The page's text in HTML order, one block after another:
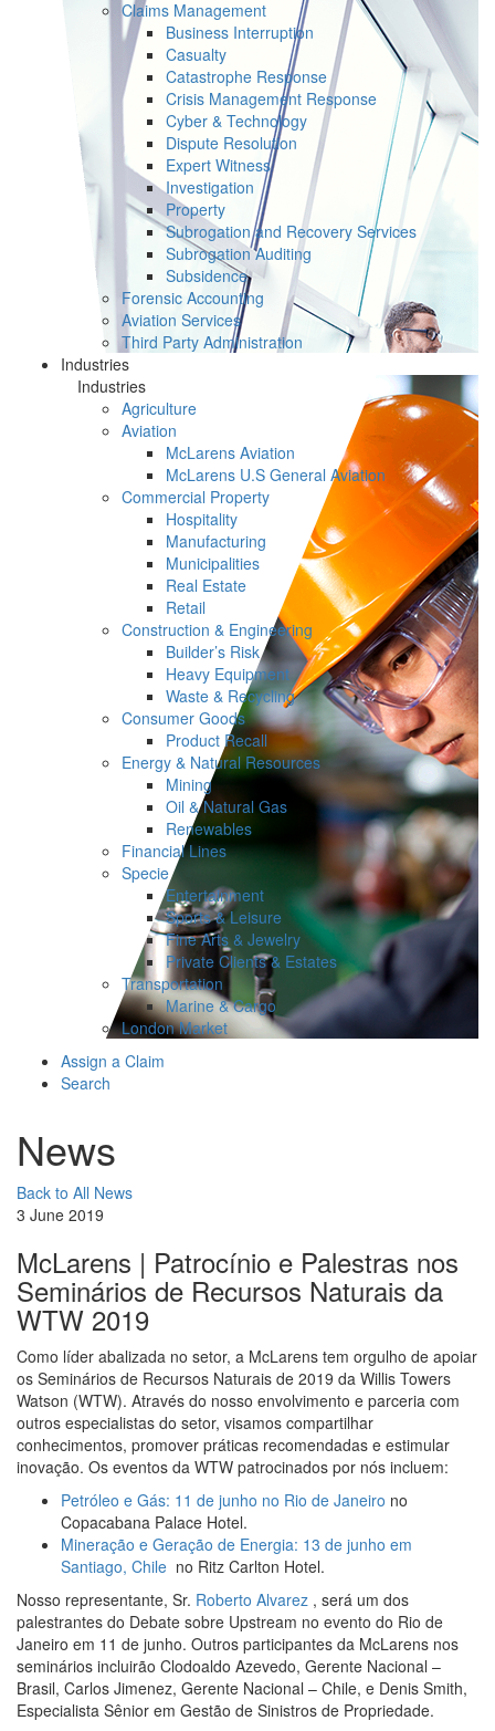
Claims Management
Business Interruption
Casualty
Catastrophe Response
Crisis Management Response
Cyber & Technology
Dispute Resolution
Expert Witness
Investigation
Property
Subrogation and Recovery Services
Subrogation Auditing
Subsidence
Forensic Accounting
Aviation Services
Third Party Administration
Industries
Industries
Agriculture
Aviation
McLarens Aviation
McLarens U.S General Aviation
Commercial Property
Hospitality
Manufacturing
Municipalities
Real Estate
Retail
Construction & Engineering
Builder’s Risk
Heavy Equipment
Waste & Recycling
Consumer Goods
Product Recall
Energy & Natural Resources
Mining
Oil & Natural Gas
Renewables
Financial Lines
Specie
Entertainment
Sports & Leisure
Fine Arts & Jewelry
Private Clients & Estates
Transportation
Marine & Cargo
London Market
Assign a Claim
Search
News
Back to All News
3 June 2019
McLarens | Patrocínio e Palestras nos
Seminários de Recursos Naturais da
WTW 2019
Como líder abalizada no setor, a McLarens tem orgulho de apoiar
os Seminários de Recursos Naturais de 2019 da Willis Towers
Watson (WTW). Através do nosso envolvimento e parceria com
outros especialistas do setor, visamos compartilhar
conhecimentos, promover práticas recomendadas e estimular
inovação. Os eventos da WTW patrocinados por nós incluem:
Petróleo e Gás: 11 de junho no Rio de Janeiro no
Copacabana Palace Hotel.
Mineração e Geração de Energia: 13 de junho em
Santiago, Chile no Ritz Carlton Hotel.
Nosso representante, Sr. Roberto Alvarez , será um dos
palestrantes do Debate sobre Upstream no evento do Rio de
Janeiro em 11 de junho. Outros participantes da McLarens nos
seminários incluirão Clodoaldo Azevedo, Gerente Nacional –
Brasil, Carlos Jimenez, Gerente Nacional – Chile, e Denis Smith,
Especialista Sênior em Gestão de Sinistros de Propriedade.